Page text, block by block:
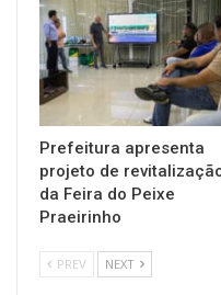
Prefeitura apresenta
projeto de
da Feira do Peixe
Praeirinho
PREV NEXT